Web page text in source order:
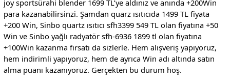
joy sportsürahi blender 1699 TL’ye aldınız ve anında +200Win
para kazanabilirsinzi. Şamdan quarz ısıtıcıda 1499 TL fiyata
+200 Win, Sinbo quartz ısıtıcı sfh3399 549 TL olan fiyatına +50
Win ve Sinbo yağlı radyatör sfh-6936 1899 tl olan fiyatına
+100Win kazanma fırsatı da sizlerle. Hem alışveriş yapıyoruz,
hem indirimli yapıyoruz, hem de ayrıca Win adı altında satın
alma puanı kazanıyoruz. Gerçekten bu durum hoş.